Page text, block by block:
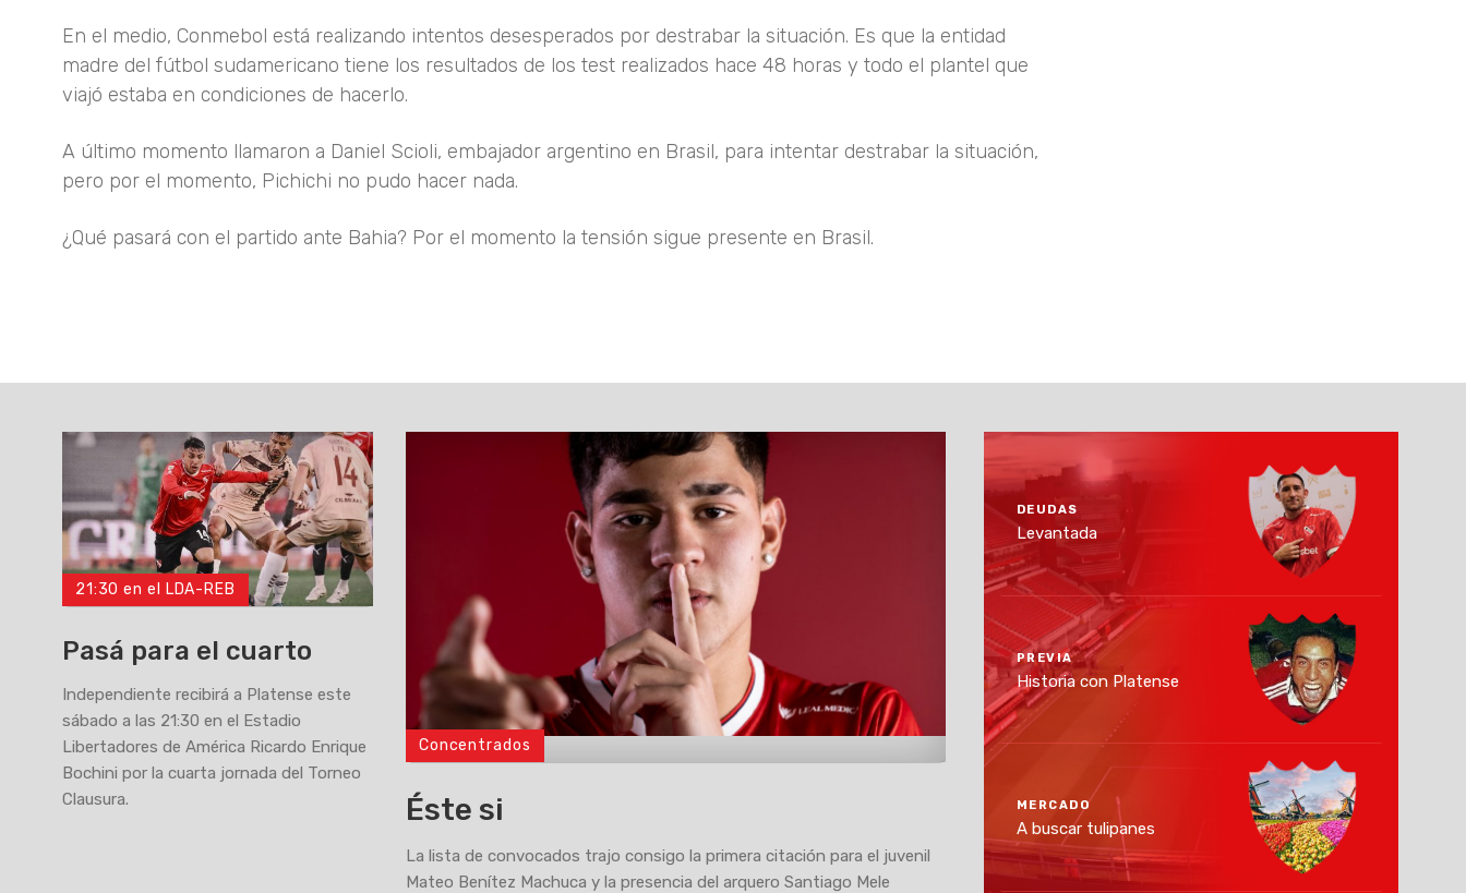
En el medio, Conmebol está realizando intentos desesperados por destrabar la situación. Es que la entidad
madre del fútbol sudamericano tiene los resultados de los test realizados hace 48 horas y todo el plantel que
viajó estaba en condiciones de hacerlo.
A último momento llamaron a Daniel Scioli, embajador argentino en Brasil, para intentar destrabar la situación,
pero por el momento, Pichichi no pudo hacer nada.
¿Qué pasará con el partido ante Bahia? Por el momento la tensión sigue presente en Brasil.
21:30 en el LDA-REB
Pasá para el cuarto
Independiente recibirá a Platense este
sábado a las 21:30 en el Estadio
Libertadores de América Ricardo Enrique
Bochini por la cuarta jornada del Torneo
Clausura.
Concentrados
Éste si
La lista de convocados trajo consigo la primera citación para el juvenil
Mateo Benítez Machuca y la presencia del arquero Santiago Mele
DEUDAS
Levantada
PREVIA
Historia con Platense
MERCADO
A buscar tulipanes